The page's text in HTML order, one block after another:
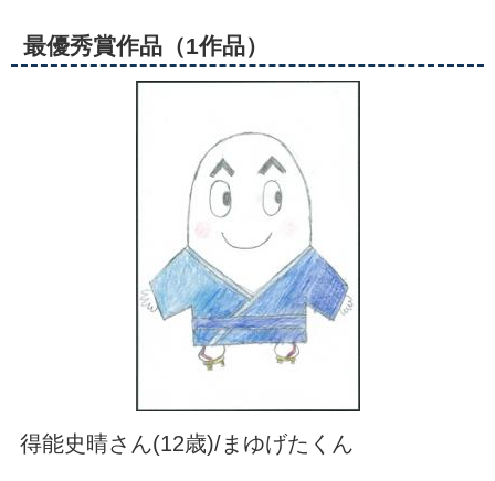
最優秀賞作品（1作品）
得能史晴さん(12歳)/まゆげたくん